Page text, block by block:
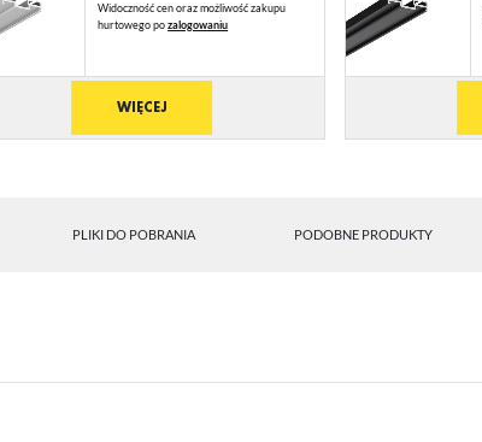
Widoczność cen oraz możliwość zakupu
hurtowego pozalogowaniu
WIĘCEJ
PLIKI DO POBRANIA PODOBNE PRODUKTY